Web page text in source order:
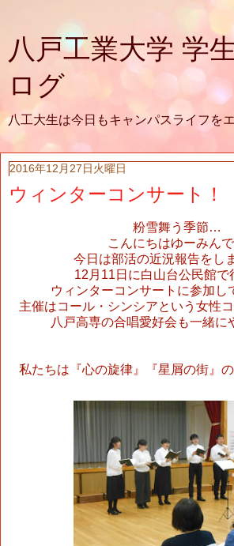
八戸工業大学 学
ログ
八工大生は今日もキャンパスライフを
2016年12月27日火曜日
ウィンターコンサート！
粉雪舞う季節…
こんにちはゆーみん
今日は部活の近況報告をし
12 月 11 日に白山台公民館で
ウィンターコンサートに参加し
主催はコール・シンシアという女性
八戸高専の合唱愛好会も一緒に
私たちは『心の旋律』『星屑の街』の